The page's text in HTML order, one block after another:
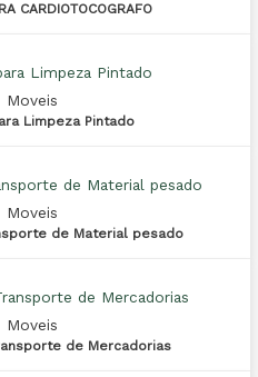
CARDIOTOCOGRAFO
Moveis
Limpeza Pintado
Moveis
de Material pesado
Moveis
de Mercadorias